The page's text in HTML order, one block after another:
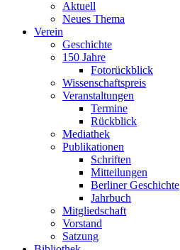
Aktuell
Neues Thema
Verein
Geschichte
150 Jahre
Fotorückblick
Wissenschaftspreis
Veranstaltungen
Termine
Rückblick
Mediathek
Publikationen
Schriften
Mitteilungen
Berliner Geschichte
Jahrbuch
Mitgliedschaft
Vorstand
Satzung